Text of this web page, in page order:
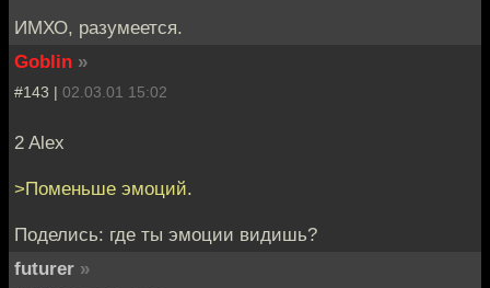
ИМХО, разумеется.
Goblin »
#143 | 02.03.01 15:02
2 Alex
>Поменьше эмоций.
Поделись: где ты эмоции видишь?
futurer »